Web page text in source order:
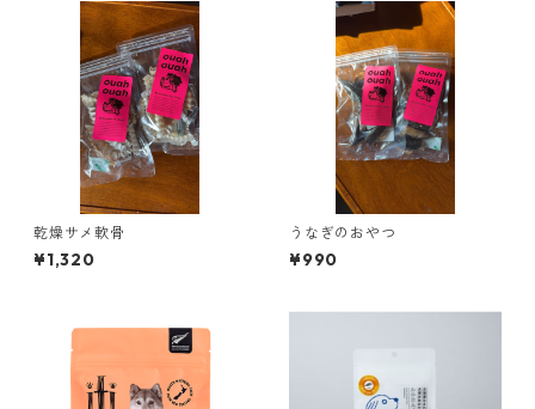
乾燥サメ軟骨
¥1,320
うなぎのおやつ
¥990